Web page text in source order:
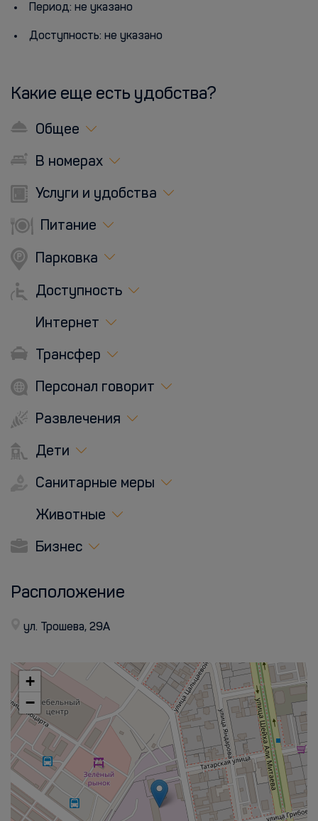
Период: не указано
Доступность: не указано
Какие еще есть удобства?
Общее
В номерах
Услуги и удобства
Питание
Парковка
Доступность
Интернет
Трансфер
Персонал говорит
Развлечения
Дети
Санитарные меры
Животные
Бизнес
Расположение
ул. Трошева, 29А
+
−